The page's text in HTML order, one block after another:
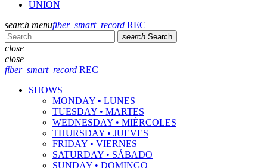
UNION
search menufiber_smart_record REC
search Search
close
close
fiber_smart_record REC
SHOWS
MONDAY • LUNES
TUESDAY • MARTES
WEDNESDAY • MIÉRCOLES
THURSDAY • JUEVES
FRIDAY • VIERNES
SATURDAY • SÁBADO
SUNDAY • DOMINGO